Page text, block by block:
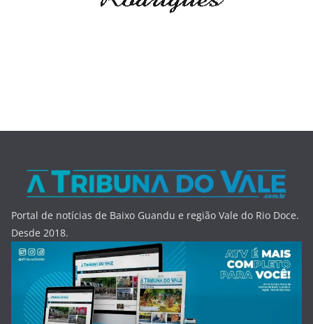
Portal de notícias de Baixo Guandu e região Vale do Rio Doce.
Desde 2018.